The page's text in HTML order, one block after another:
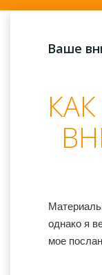
Ваше
однако я
мое